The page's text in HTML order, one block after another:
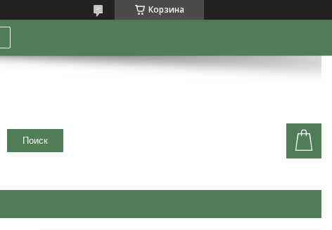
Корзина
Поиск